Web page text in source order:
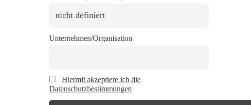
Unternehmen/Organisation
Hiermit akzeptiere ich die
Datenschutzbestimmungen